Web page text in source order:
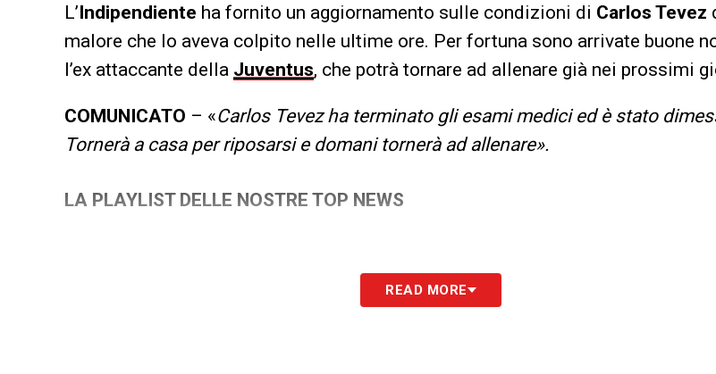
L’Indipendiente ha fornito un aggiornamento sulle condizioni di Carlos Tevez
malore che lo aveva colpito nelle ultime ore. Per fortuna sono arrivate buone
l’ex attaccante della Juventus, che potrà tornare ad allenare già nei prossimi
COMUNICATO – «Carlos Tevez ha terminato gli esami medici ed è stato
Tornerà a casa per riposarsi e domani tornerà ad allenare».
LA PLAYLIST DELLE NOSTRE TOP NEWS
READ MORE